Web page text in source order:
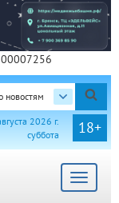
новостям
18+
2026 г.
суббота
Toggle